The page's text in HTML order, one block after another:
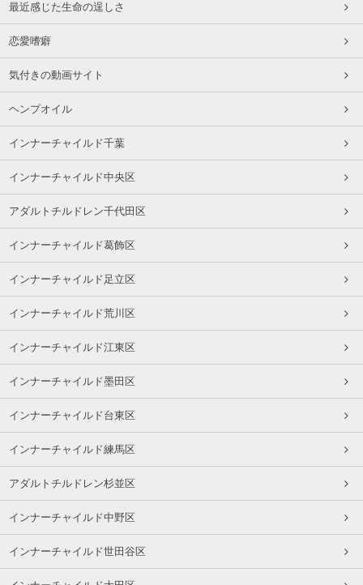
最近感じた生命の逞しさ
恋愛嗜癖
気付きの動画サイト
ヘンプオイル
インナーチャイルド千葉
インナーチャイルド中央区
アダルトチルドレン千代田区
インナーチャイルド葛飾区
インナーチャイルド足立区
インナーチャイルド荒川区
インナーチャイルド江東区
インナーチャイルド墨田区
インナーチャイルド台東区
インナーチャイルド練馬区
アダルトチルドレン杉並区
インナーチャイルド中野区
インナーチャイルド世田谷区